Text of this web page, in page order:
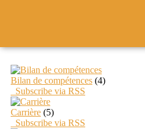
Bilan de compétences (4)
Subscribe via RSS
Carrière (5)
Subscribe via RSS